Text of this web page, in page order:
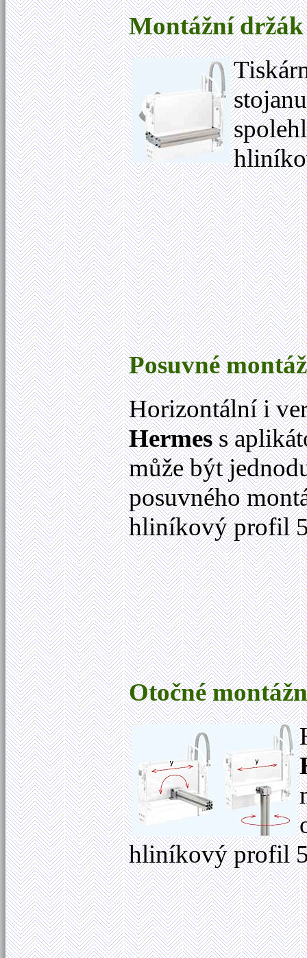
Montážní držák
Posuvné
Horizontální i
Hermess
může být
posuvného
hliníkový profil
Otočné
hliníkový profil